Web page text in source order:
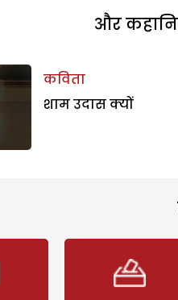
और
कविता
शाम उदास क्यों